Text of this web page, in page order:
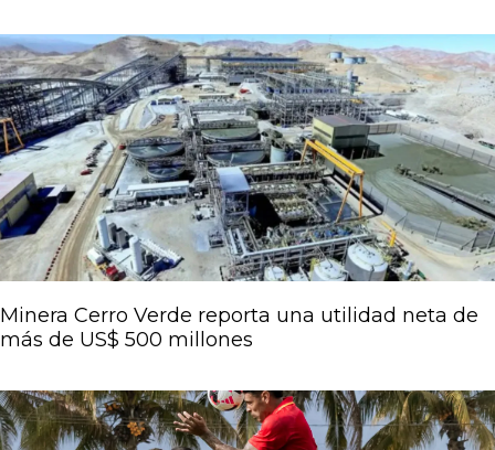
Minera Cerro Verde reporta una utilidad neta de
más de US$ 500 millones
Página
Página
Página
Página
Página